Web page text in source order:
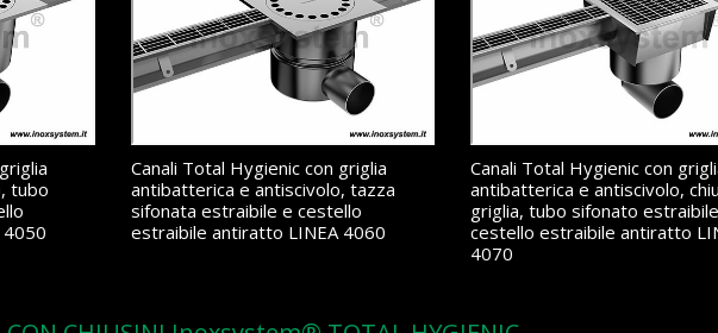
tubo
Canali Total Hygienic con griglia
antibatterica e antiscivolo, tazza
sifonata estraibile e cestello
estraibile antiratto LINEA 4060
Canali Total Hygienic con
antibatterica e antiscivolo,
griglia, tubo sifonato
cestello estraibile antiratto
4070